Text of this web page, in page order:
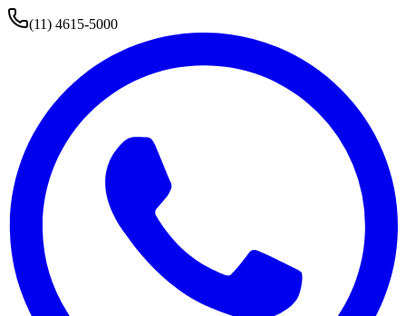
(11) 4615-5000